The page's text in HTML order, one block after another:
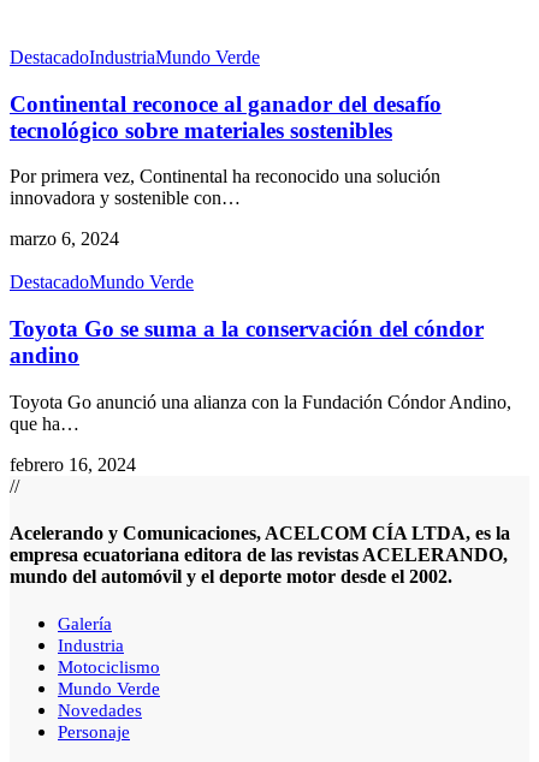
DestacadoIndustriaMundo Verde
Continental reconoce al ganador del desafío
tecnológico sobre materiales sostenibles
Por primera vez, Continental ha reconocido una solución
innovadora y sostenible con…
marzo 6, 2024
DestacadoMundo Verde
Toyota Go se suma a la conservación del cóndor
andino
Toyota Go anunció una alianza con la Fundación Cóndor Andino,
que ha…
febrero 16, 2024
//
Acelerando y Comunicaciones, ACELCOM CÍA LTDA, es la
empresa ecuatoriana editora de las revistas ACELERANDO,
mundo del automóvil y el deporte motor desde el 2002.
Galería
Industria
Motociclismo
Mundo Verde
Novedades
Personaje